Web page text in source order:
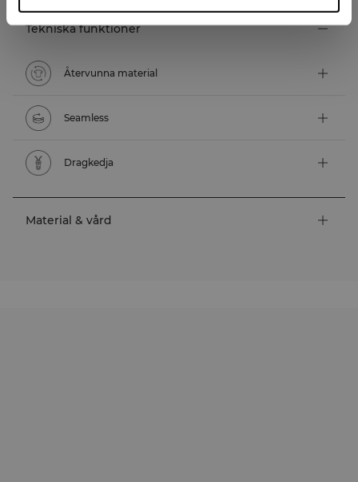
Tekniska funktioner
Återvunna material
Seamless
Dragkedja
Material & vård